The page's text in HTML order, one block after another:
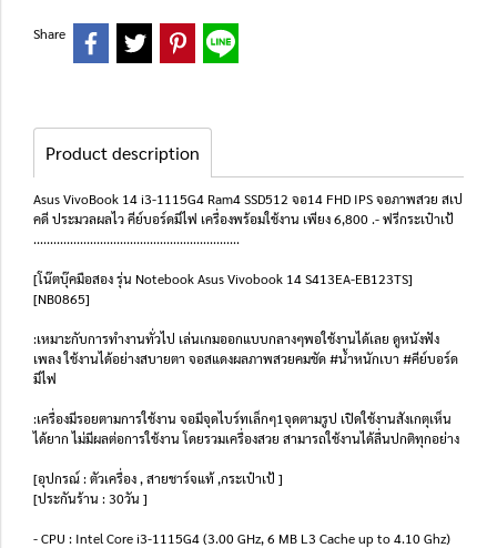
Share
Product description
Asus VivoBook 14 i3-1115G4 Ram4 SSD512 จอ14 FHD IPS จอภาพสวย สเป
คดี ประมวลผลไว คีย์บอร์ดมีไฟ เครื่องพร้อมใช้งาน เพียง 6,800 .- ฟรีกระเป๋าเป้
..............................................................
[โน๊ตบุ๊คมือสอง รุ่น Notebook Asus Vivobook 14 S413EA-EB123TS]
[NB0865]
:เหมาะกับการทำงานทั่วไป เล่นเกมออกแบบกลางๆพอใช้งานได้เลย ดูหนังฟัง
เพลง ใช้งานได้อย่างสบายตา จอสแดงผลภาพสวยคมชัด #น้ำหนักเบา #คีย์บอร์ด
มีไฟ
:เครื่องมีรอยตามการใช้งาน จอมีจุดไบร์ทเล็กๆ1จุดตามรูป เปิดใช้งานสังเกตุเห็น
ได้ยาก ไม่มีผลต่อการใช้งาน โดยรวมเครื่องสวย สามารถใช้งานได้ลื่นปกติทุกอย่าง
[อุปกรณ์ : ตัวเครื่อง , สายชาร์จแท้ ,กระเป๋าเป้ ]
[ประกันร้าน : 30วัน ]
- CPU : Intel Core i3-1115G4 (3.00 GHz, 6 MB L3 Cache up to 4.10 Ghz)